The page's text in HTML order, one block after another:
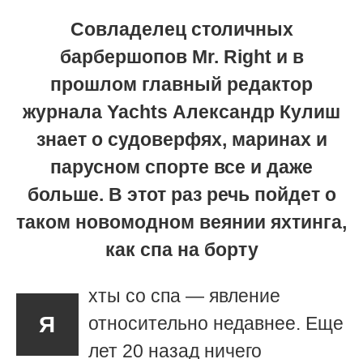
Совладелец столичных
барбершопов Mr. Right и в
прошлом главный редактор
журнала Yachts Александр Кулиш
знает о судоверфях, маринах и
парусном спорте все и даже
больше. В этот раз речь пойдет о
таком новомодном веянии яхтинга,
как спа на борту
Я
хты со спа — явление
относительно недавнее. Еще
лет 20 назад ничего